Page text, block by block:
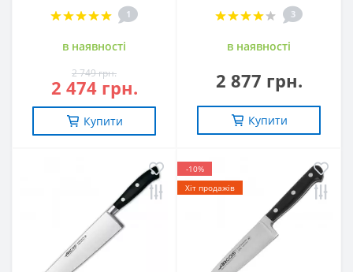
1
в наявностi
2 749 грн.
2 474 грн.
Купити
3
в наявностi
2 877 грн.
Купити
-10%
Хіт продажів